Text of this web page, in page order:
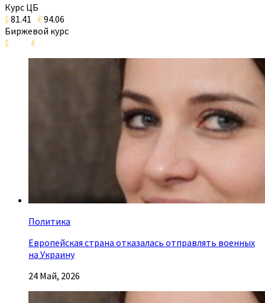
Курс ЦБ
$ 81.41 €94.06
Биржевой курс
$
€
Политика
Европейская страна отказалась отправлять военных
на Украину
24 Май, 2026